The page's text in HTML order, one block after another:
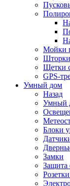
Мойки
Щетки
GPS-
Умный дом
Назад
Умный
Блоки
Замки
Защита